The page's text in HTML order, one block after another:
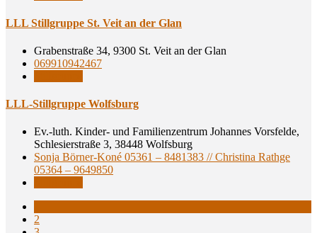
LLL Still­grup­pe St. Veit an der Glan
Grabenstraße 34, 9300 St. Veit an der Glan
069910942467
LLL-Still­grup­pe Wolfsburg
Ev.-luth. Kinder- und Familienzentrum Johannes Vorsfelde,
Schlesierstraße 3, 38448 Wolfsburg
Sonja Börner-Koné 05361 – 8481383 // Christina Rathge
05364 – 9649850
2